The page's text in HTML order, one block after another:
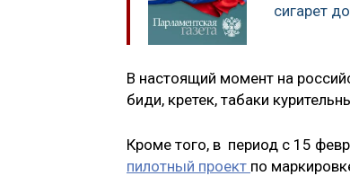
сигарет
В настоящий момент на
биди, кретек, табаки
Кроме того, в период с 15
пилотный проект по